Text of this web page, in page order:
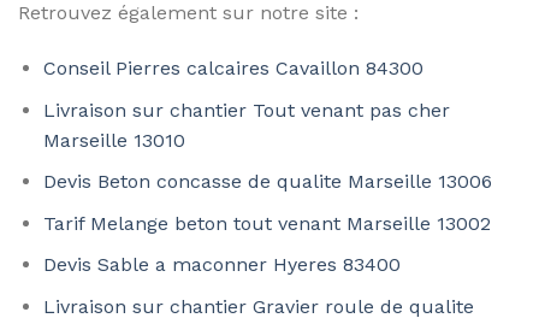
Retrouvez également sur notre site :
Conseil Pierres calcaires Cavaillon 84300
Livraison sur chantier Tout venant pas cher
Marseille 13010
Devis Beton concasse de qualite Marseille 13006
Tarif Melange beton tout venant Marseille 13002
Devis Sable a maconner Hyeres 83400
Livraison sur chantier Gravier roule de qualite